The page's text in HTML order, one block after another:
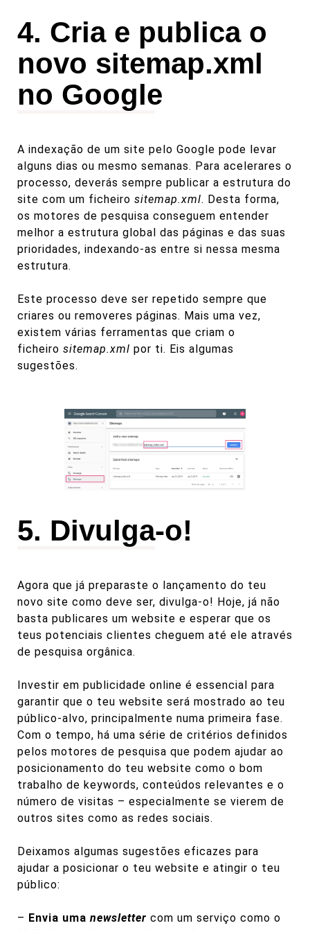
4. Cria e publica o
novo sitemap.xml
no Google
A indexação de um site pelo Google pode levar
alguns dias ou mesmo semanas. Para acelerares o
processo, deverás sempre publicar a estrutura do
site com um ficheiro sitemap.xml. Desta forma,
os motores de pesquisa conseguem entender
melhor a estrutura global das páginas e das suas
prioridades, indexando-as entre si nessa mesma
estrutura.
Este processo deve ser repetido sempre que
criares ou removeres páginas. Mais uma vez,
existem várias ferramentas que criam o
ficheiro sitemap.xml por ti. Eis algumas
sugestões.
5. Divulga-o!
Agora que já preparaste o lançamento do teu
novo site como deve ser, divulga-o! Hoje, já não
basta publicares um website e esperar que os
teus potenciais clientes cheguem até ele através
de pesquisa orgânica.
Investir em publicidade online é essencial para
garantir que o teu website será mostrado ao teu
público-alvo, principalmente numa primeira fase.
Com o tempo, há uma série de critérios definidos
pelos motores de pesquisa que podem ajudar ao
posicionamento do teu website como o bom
trabalho de keywords, conteúdos relevantes e o
número de visitas – especialmente se vierem de
outros sites como as redes sociais.
Deixamos algumas sugestões eficazes para
ajudar a posicionar o teu website e atingir o teu
público:
– Envia uma newsletter com um serviço como o